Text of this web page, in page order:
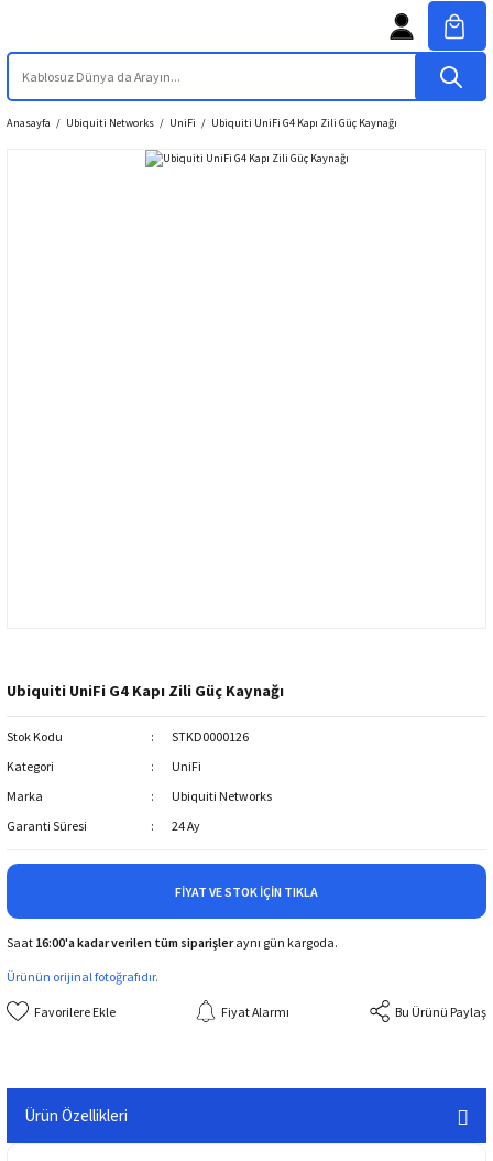
Anasayfa Ubiquiti Networks UniFi Ubiquiti UniFi G4 Kapı Zili Güç Kaynağı
Ubiquiti UniFi G4 Kapı Zili Güç Kaynağı
Stok Kodu
STKD0000126
Kategori
UniFi
Marka
Ubiquiti Networks
Garanti Süresi
24 Ay
FIYAT VE STOK İÇIN TIKLA
Saat 16:00'a kadar verilen tüm siparişleraynı gün kargoda.
Ürünün orijinal fotoğrafıdır.
Fiyat Alarmı Bu Ürünü Paylaş
Ürün Özellikleri